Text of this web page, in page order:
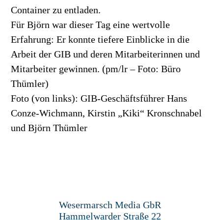
Container zu entladen.
Für Björn war dieser Tag eine wertvolle
Erfahrung: Er konnte tiefere Einblicke in die
Arbeit der GIB und deren Mitarbeiterinnen und
Mitarbeiter gewinnen. (pm/lr – Foto: Büro
Thümler)
Foto (von links): GIB-Geschäftsführer Hans
Conze-Wichmann, Kirstin „Kiki“ Kronschnabel
und Björn Thümler
Wesermarsch Media GbR
Hammelwarder Straße 22